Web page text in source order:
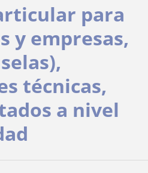
para
y empresas,
técnicas,
a nivel